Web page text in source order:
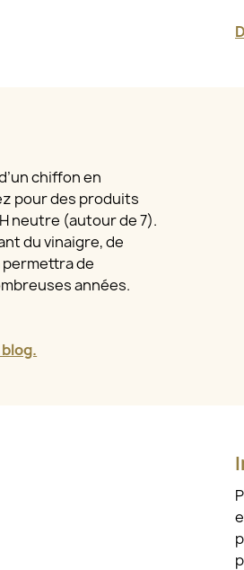
chiffon en
pour des produits
neutre (autour de 7).
du vinaigre, de
permettra de
années.